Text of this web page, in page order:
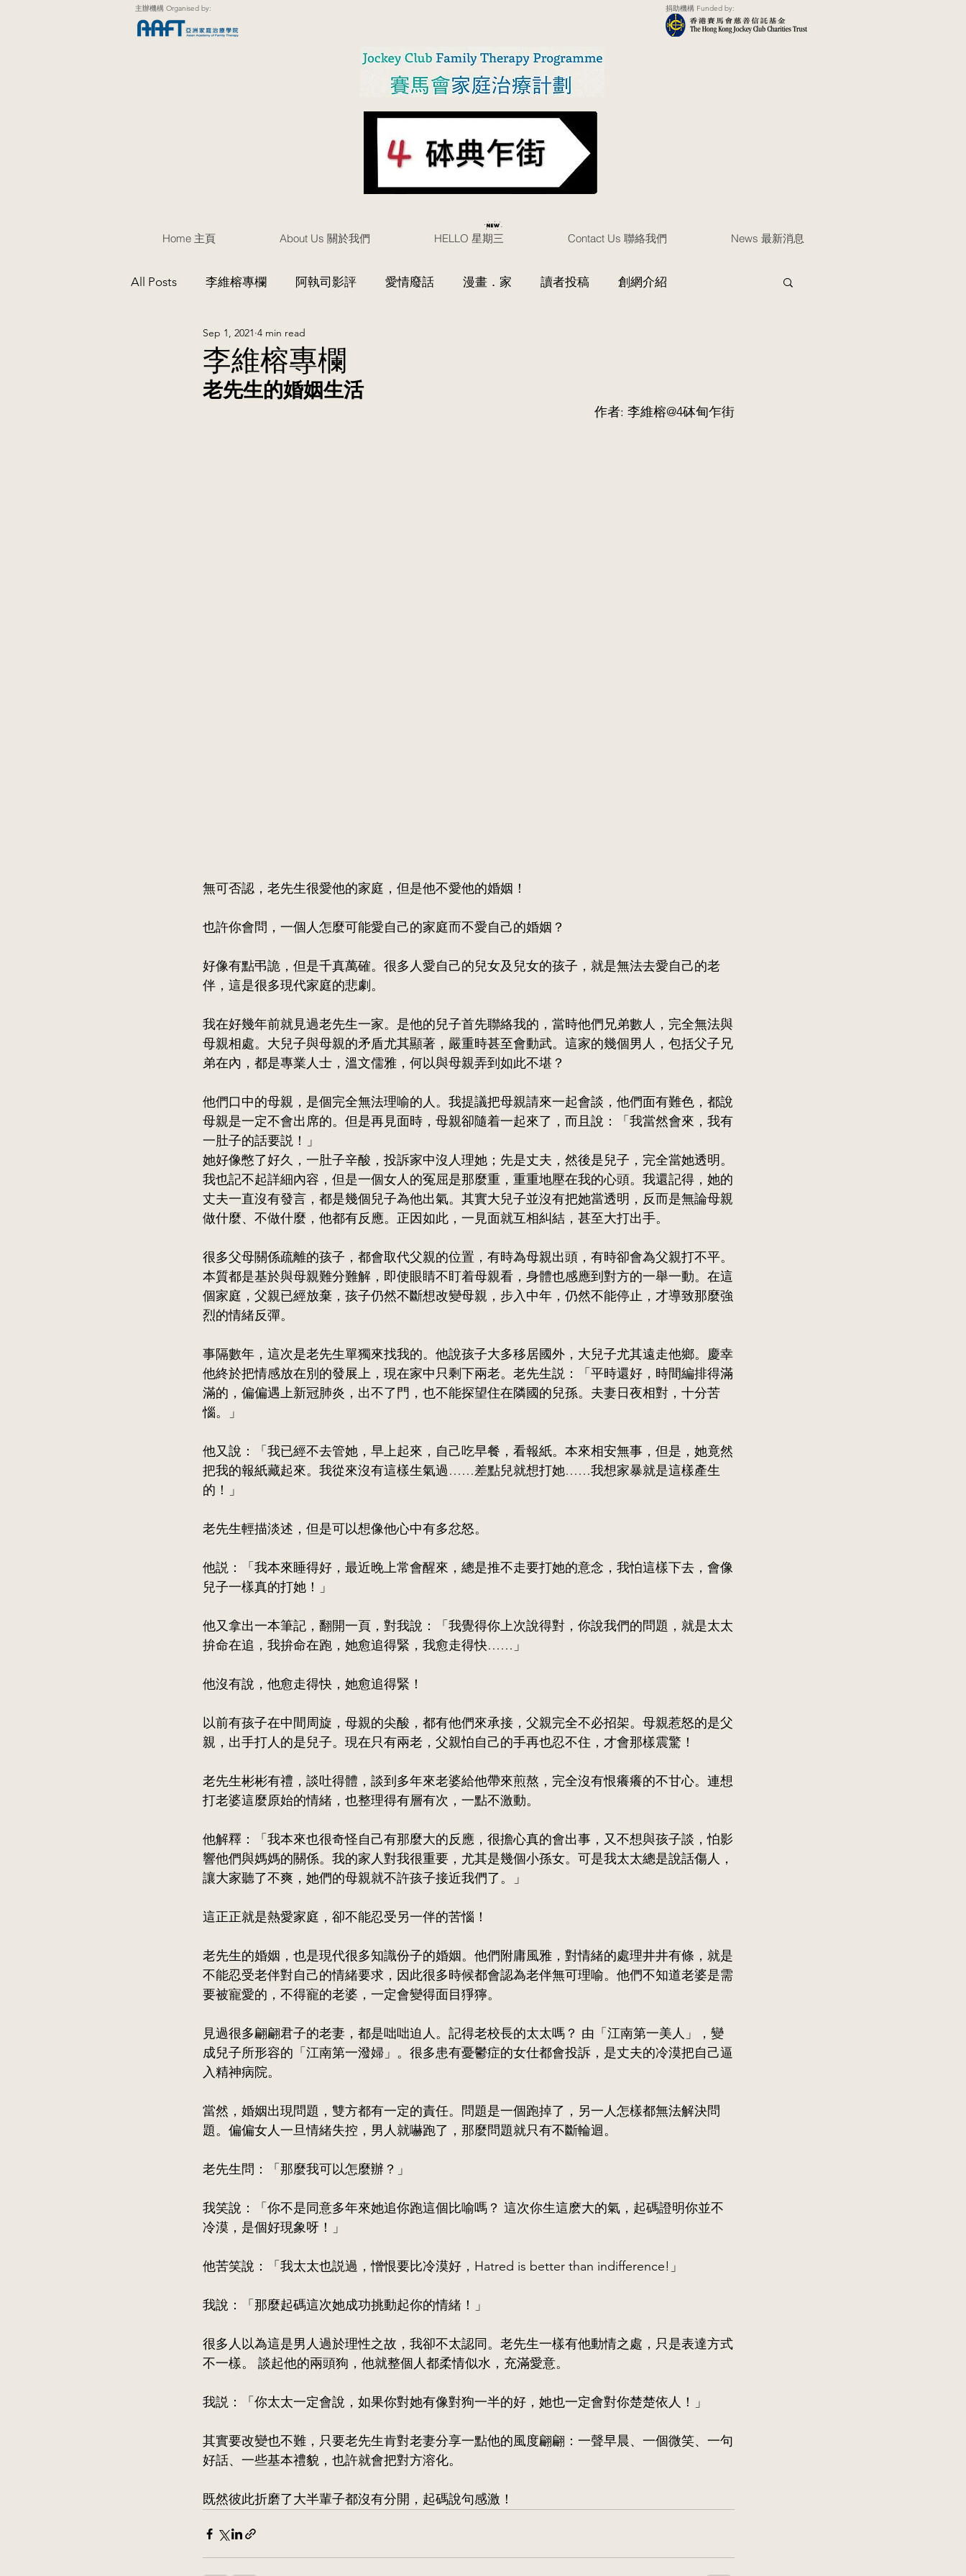
主辦機構 Organised by: 捐助機構 Funded by:
Home 主頁 About Us 關於我們 HELLO 星期三 Contact Us 聯絡我們 News 最新消息
All Posts 李維榕專欄 阿執司影評 愛情廢話 漫畫．家 讀者投稿 創網介紹
李維榕專欄
Sep 1, 2021 4 min read
老先生的婚姻生活
作者: 李維榕@4砵甸乍街
無可否認，老先生很愛他的家庭，但是他不愛他的婚姻！
也許你會問，一個人怎麼可能愛自己的家庭而不愛自己的婚姻？
好像有點弔詭，但是千真萬確。很多人愛自己的兒女及兒女的孩子，就是無法去愛自己的老
伴，這是很多現代家庭的悲劇。
我在好幾年前就見過老先生一家。是他的兒子首先聯絡我的，當時他們兄弟數人，完全無法與
母親相處。大兒子與母親的矛盾尤其顯著，嚴重時甚至會動武。這家的幾個男人，包括父子兄
弟在內，都是專業人士，溫文儒雅，何以與母親弄到如此不堪？
他們口中的母親，是個完全無法理喻的人。我提議把母親請來一起會談，他們面有難色，都說
母親是一定不會出席的。但是再見面時，母親卻隨着一起來了，而且說：「我當然會來，我有
一肚子的話要説！」
她好像憋了好久，一肚子辛酸，投訴家中沒人理她；先是丈夫，然後是兒子，完全當她透明。
我也記不起詳細內容，但是一個女人的冤屈是那麼重，重重地壓在我的心頭。我還記得，她的
丈夫一直沒有發言，都是幾個兒子為他出氣。其實大兒子並沒有把她當透明，反而是無論母親
做什麼、不做什麼，他都有反應。正因如此，一見面就互相糾結，甚至大打出手。
很多父母關係疏離的孩子，都會取代父親的位置，有時為母親出頭，有時卻會為父親打不平。
本質都是基於與母親難分難解，即使眼睛不盯着母親看，身體也感應到對方的一舉一動。在這
個家庭，父親已經放棄，孩子仍然不斷想改變母親，步入中年，仍然不能停止，才導致那麼強
烈的情緒反彈。
事隔數年，這次是老先生單獨來找我的。他說孩子大多移居國外，大兒子尤其遠走他鄉。慶幸
他終於把情感放在別的發展上，現在家中只剩下兩老。老先生説：「平時還好，時間編排得滿
滿的，偏偏遇上新冠肺炎，出不了門，也不能探望住在隣國的兒孫。夫妻日夜相對，十分苦
惱。」
他又說：「我已經不去管她，早上起來，自己吃早餐，看報紙。本來相安無事，但是，她竟然
把我的報紙藏起來。我從來沒有這樣生氣過……差點兒就想打她……我想家暴就是這樣產生
的！」
老先生輕描淡述，但是可以想像他心中有多忿怒。
他説：「我本來睡得好，最近晚上常會醒來，總是推不走要打她的意念，我怕這樣下去，會像
兒子一樣真的打她！」
他又拿出一本筆記，翻開一頁，對我說：「我覺得你上次說得對，你說我們的問題，就是太太
拚命在追，我拚命在跑，她愈追得緊，我愈走得快……」
他沒有說，他愈走得快，她愈追得緊！
以前有孩子在中間周旋，母親的尖酸，都有他們來承接，父親完全不必招架。母親惹怒的是父
親，出手打人的是兒子。現在只有兩老，父親怕自己的手再也忍不住，才會那樣震驚！
老先生彬彬有禮，談吐得體，談到多年來老婆給他帶來煎熬，完全沒有恨癢癢的不甘心。連想
打老婆這麼原始的情緒，也整理得有層有次，一點不激動。
他解釋：「我本來也很奇怪自己有那麼大的反應，很擔心真的會出事，又不想與孩子談，怕影
響他們與媽媽的關係。我的家人對我很重要，尤其是幾個小孫女。可是我太太總是說話傷人，
讓大家聽了不爽，她們的母親就不許孩子接近我們了。」
這正正就是熱愛家庭，卻不能忍受另一伴的苦惱！
老先生的婚姻，也是現代很多知識份子的婚姻。他們附庸風雅，對情緒的處理井井有條，就是
不能忍受老伴對自己的情緒要求，因此很多時候都會認為老伴無可理喻。他們不知道老婆是需
要被寵愛的，不得寵的老婆，一定會變得面目猙獰。
見過很多翩翩君子的老妻，都是咄咄迫人。記得老校長的太太嗎？ 由「江南第一美人」，變
成兒子所形容的「江南第一潑婦」。很多患有憂鬱症的女仕都會投訴，是丈夫的冷漠把自己逼
入精神病院。
當然，婚姻出現問題，雙方都有一定的責任。問題是一個跑掉了，另一人怎樣都無法解決問
題。偏偏女人一旦情緒失控，男人就嚇跑了，那麼問題就只有不斷輪迴。
老先生問：「那麼我可以怎麼辦？」
我笑說：「你不是同意多年來她追你跑這個比喻嗎？ 這次你生這麽大的氣，起碼證明你並不
冷漠，是個好現象呀！」
他苦笑說：「我太太也説過，憎恨要比冷漠好，Hatred is better than indifference!」
我說：「那麼起碼這次她成功挑動起你的情緒！」
很多人以為這是男人過於理性之故，我卻不太認同。老先生一樣有他動情之處，只是表達方式
不一樣。 談起他的兩頭狗，他就整個人都柔情似水，充滿愛意。
我説：「你太太一定會說，如果你對她有像對狗一半的好，她也一定會對你楚楚依人！」
其實要改變也不難，只要老先生肯對老妻分享一點他的風度翩翩：一聲早晨、一個微笑、一句
好話、一些基本禮貌，也許就會把對方溶化。
既然彼此折磨了大半輩子都沒有分開，起碼說句感激！